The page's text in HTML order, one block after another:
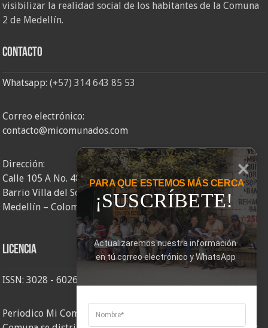
visibilizar la realidad social de los habitantes de la Comuna
2 de Medellín.
Contacto
Whatsapp:(+57) 314 643 85 53
Correo electrónico:
contacto@micomunados.com
Dirección:
Calle 105 A No. 48AA – 58
Barrio Villa del Socorro
Medellín – Colombia
Licencia
ISSN: 3028 - 6026
Periodico Mi Comuna 2, elaborado por Corporación Mi
PARA QUE ESTEMOS MÁS CERCA
¡SUSCRÍBETE!
Actualizaremos nuestra información
en tú correo electrónico y WhatsApp